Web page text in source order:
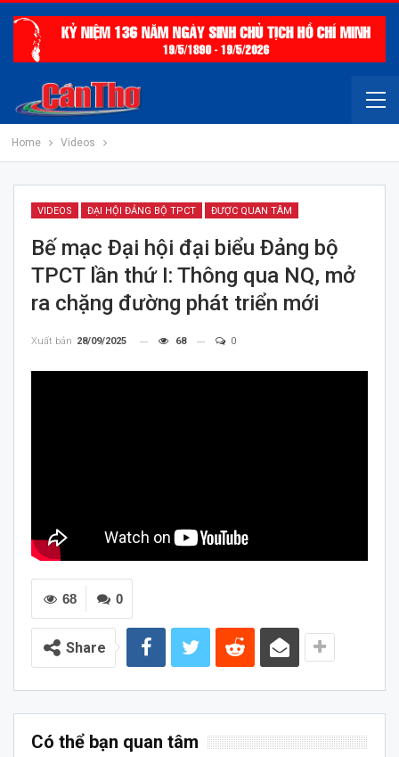
Home Videos
VIDEOS ĐẠI HỘI ĐẢNG BỘ TPCT ĐƯỢC QUAN TÂM
Bế mạc Đại hội đại biểu Đảng bộ
TPCT lần thứ I: Thông qua NQ, mở
ra chặng đường phát triển mới
Xuất bản 28/09/2025 68 0
0
68
Share
Có thể bạn quan tâm